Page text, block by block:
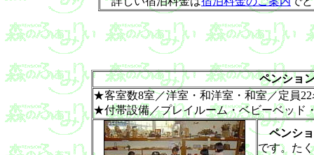
ペンショ
★客室数8室／洋室・和洋室・和室／定員22
★付帯設備／プレイルーム・ベビーベッド
ペンシ
です。た